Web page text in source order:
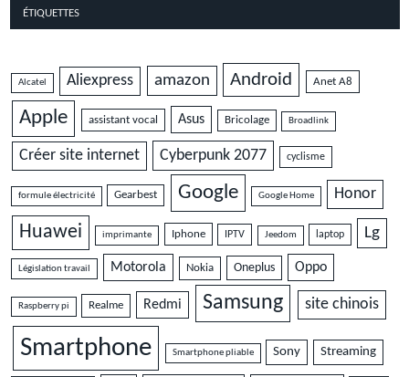
ÉTIQUETTES
Alcatel Aliexpress amazon Android Anet A8
Apple assistant vocal Asus Bricolage Broadlink
Créer site internet Cyberpunk 2077 cyclisme
formule électricité Gearbest Google Google Home Honor
Huawei imprimante Iphone IPTV Jeedom laptop Lg
Législation travail Motorola Nokia Oneplus Oppo
Raspberry pi Realme Redmi Samsung site chinois
Smartphone Smartphone pliable Sony Streaming